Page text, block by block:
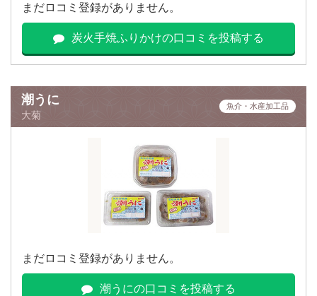
まだロコミ登録がありません。
炭火手焼ふりかけの口コミを投稿する
潮うに
大菊
魚介・水産加工品
まだロコミ登録がありません。
潮うにの口コミを投稿する